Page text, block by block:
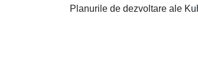
Planurile de dezvoltare ale